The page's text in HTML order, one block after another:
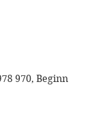
970, Beginn